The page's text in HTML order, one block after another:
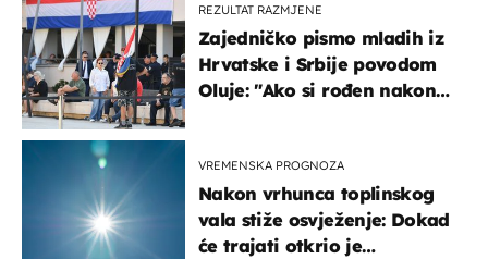
REZULTAT RAZMJENE
Zajedničko pismo mladih iz
Hrvatske i Srbije povodom
Oluje: "Ako si rođen nakon
VREMENSKA PROGNOZA
Nakon vrhunca toplinskog
vala stiže osvježenje: Dokad
će trajati otkrio je